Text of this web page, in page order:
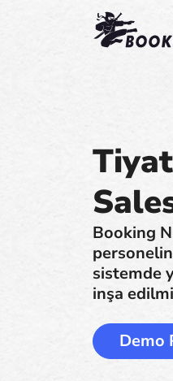
Booking
sistemde
inşa
Demo